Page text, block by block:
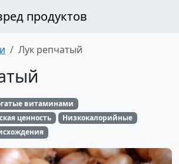
продуктов
Лук репчатый
витаминами
ценность
Низкокалорийные